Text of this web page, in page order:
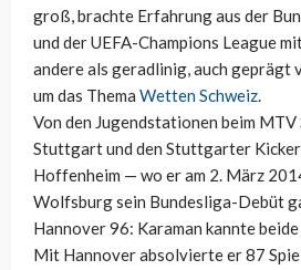
groß, brachte Erfahrung aus der
und der UEFA-Champions League
andere als geradlinig, auch geprägt
um das Thema Wetten Schweiz.
Von den Jugendstationen beim
Stuttgart und den Stuttgarter
Hoffenheim — wo er am 2. März
Wolfsburg sein Bundesliga-Debüt
Hannover 96: Karaman kannte
Mit Hannover absolvierte er 87